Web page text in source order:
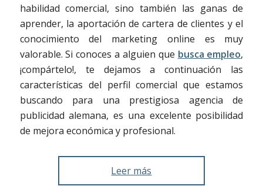
habilidad comercial, sino también las ganas de
aprender, la aportación de cartera de clientes y el
conocimiento del marketing online es muy
valorable. Si conoces a alguien que busca empleo,
¡compártelo!, te dejamos a continuación las
características del perfil comercial que estamos
buscando para una prestigiosa agencia de
publicidad alemana, es una excelente posibilidad
de mejora económica y profesional.
Leer más